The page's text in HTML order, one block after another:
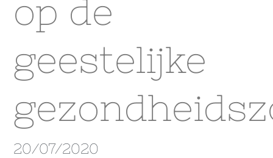
op de
geestelijke
20/07/2020